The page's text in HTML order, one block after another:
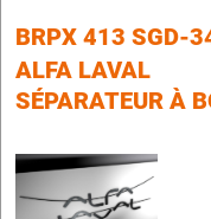
BRPX 413 SGD-
ALFA LAVAL
SÉPARATEUR À